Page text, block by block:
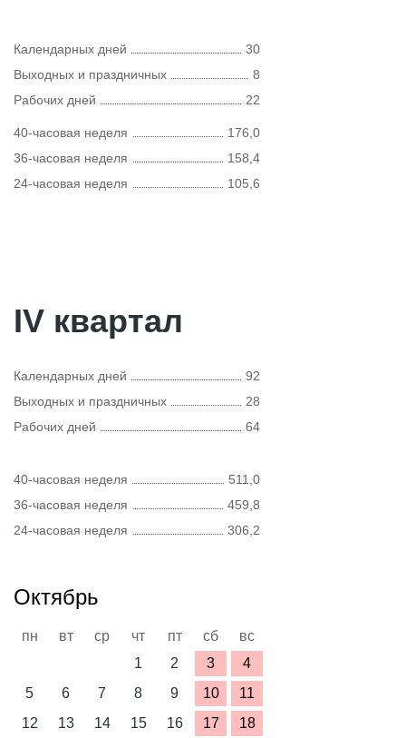
Календарных дней
30
Выходных и праздничных
8
Рабочих дней
22
40-часовая неделя
176,0
36-часовая неделя
158,4
24-часовая неделя
105,6
IV квартал
Календарных дней
92
Выходных и праздничных
28
Рабочих дней
64
40-часовая неделя
511,0
36-часовая неделя
459,8
24-часовая неделя
306,2
Октябрь
пн вт ср чт пт сб
вс
1
2 3
4
5
6 7 8 9 10
11
12
13 14 15 16 17
18